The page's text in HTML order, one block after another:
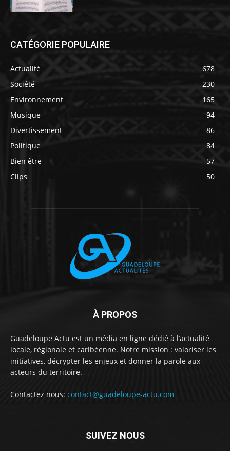
CATÉGORIE POPULAIRE
Actualité
678
Société
230
Environnement
165
Musique
94
Divertissement
86
Politique
84
Bien être
57
Clips
50
À PROPOS
Guadeloupe Actu est un média en ligne dédié à l’actualité
locale, régionale et caribéenne. Notre mission : valoriser les
initiatives, décrypter les enjeux et donner la parole aux
acteurs du territoire.
Contactez nous: contact@guadeloupe-actu.com
SUIVEZ NOUS